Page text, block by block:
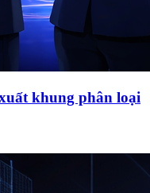
khung phân loại